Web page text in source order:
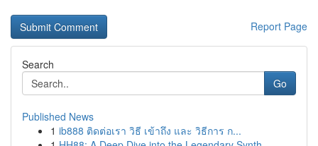
Report Page
Search
Go
Published News
1 ib888 ติดต่อเรา วิธี เข้าถึง และ วิธีการ ก...